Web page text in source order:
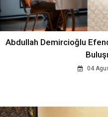
Abdullah Demircioğlu
04